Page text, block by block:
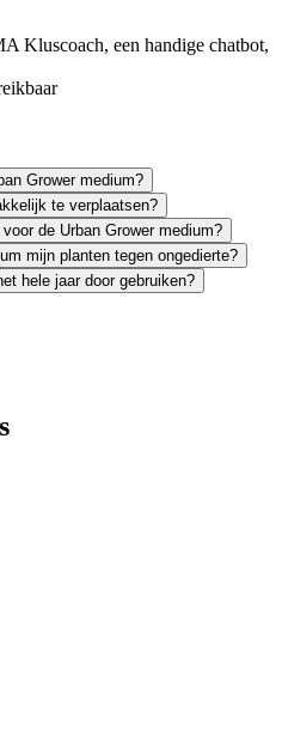
Kluscoach, een handige chatbot,
Grower medium?
te verplaatsen?
de Urban Grower medium?
mijn planten tegen ongedierte?
hele jaar door gebruiken?